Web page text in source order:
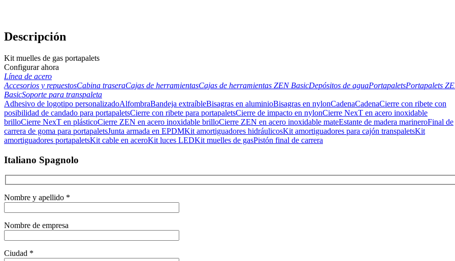
Descripción
Kit muelles de gas portapalets
Configurar ahora
Línea de acero
Accesorios y repuestosCabina traseraCajas de herramientasCajas de herramientas ZEN BasicDepósitos de aguaPortapaletsPortapalets
BasicSoporte para transpaleta
Adhesivo de logotipo personalizadoAlfombraBandeja extraíbleBisagras en aluminioBisagras en nylonCadenaCadenaCierre con ribete con
posibilidad de candado para portapaletsCierre con ribete para portapaletsCierre de impacto en nylonCierre NexT en acero inoxidable
brilloCierre NexT en plásticoCierre ZEN en acero inoxidable brilloCierre ZEN en acero inoxidable mateEstante de madera marineroFinal de
carrera de goma para portapaletsJunta armada en EPDMKit amortiguadores hidráulicosKit amortiguadores para cajón transpaletsKit
amortiguadores portapaletsKit cable en aceroKit luces LEDKit muelles de gasPistón final de carrera
Italiano Spagnolo
Nombre y apellido *
Nombre de empresa
Ciudad *